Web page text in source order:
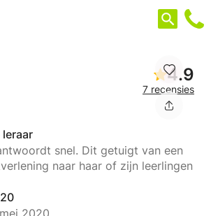
4.9
7 recensies
snel. Dit getuigt van een
naar haar of zijn leerlingen
2020